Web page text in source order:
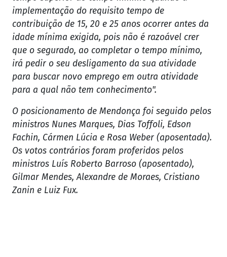
implementação do requisito tempo de
contribuição de 15, 20 e 25 anos ocorrer antes da
idade mínima exigida, pois não é razoável crer
que o segurado, ao completar o tempo mínimo,
irá pedir o seu desligamento da sua atividade
para buscar novo emprego em outra atividade
para a qual não tem conhecimento".
O posicionamento de Mendonça foi seguido pelos
ministros Nunes Marques, Dias Toffoli, Edson
Fachin, Cármen Lúcia e Rosa Weber (aposentada).
Os votos contrários foram proferidos pelos
ministros Luís Roberto Barroso (aposentado),
Gilmar Mendes, Alexandre de Moraes, Cristiano
Zanin e Luiz Fux.